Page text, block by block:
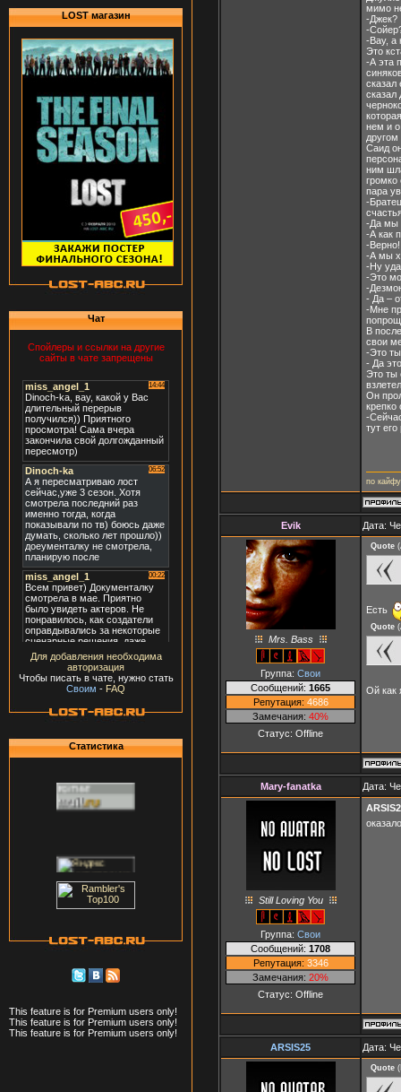
LOST магазин
Чат
Спойлеры и ссылки на другие
сайты в чате запрещены
Для добавления необходима
авторизация
Чтобы писать в чате, нужно стать
Своим - FAQ
Статистика
This feature is for Premium users only!
This feature is for Premium users only!
This feature is for Premium users only!
мимо
-Джек?
-
-Вау, а
Это
-А эта
сказал
сказал
нем и о
Саид
ним
пара
-
-Да мы
-А как
-
-А мы
-Ну
-Это
-
- Да –
-Мне
В
свои
-Это
- Да
Это ты
Он
крепко
-
тут
по кайфу
Evik Дата:
Mrs. Bass
Группа: Свои
Сообщений: 1665
Репутация: 4686
Замечания: 40%
Статус: Offline
Quote (
Есть
Quote (
Ой как
Mary-fanatka Дата:
Still Loving You
Группа: Свои
Сообщений: 1708
Репутация: 3346
Замечания: 20%
Статус: Offline
ARSIS25 Дата:
Quote (